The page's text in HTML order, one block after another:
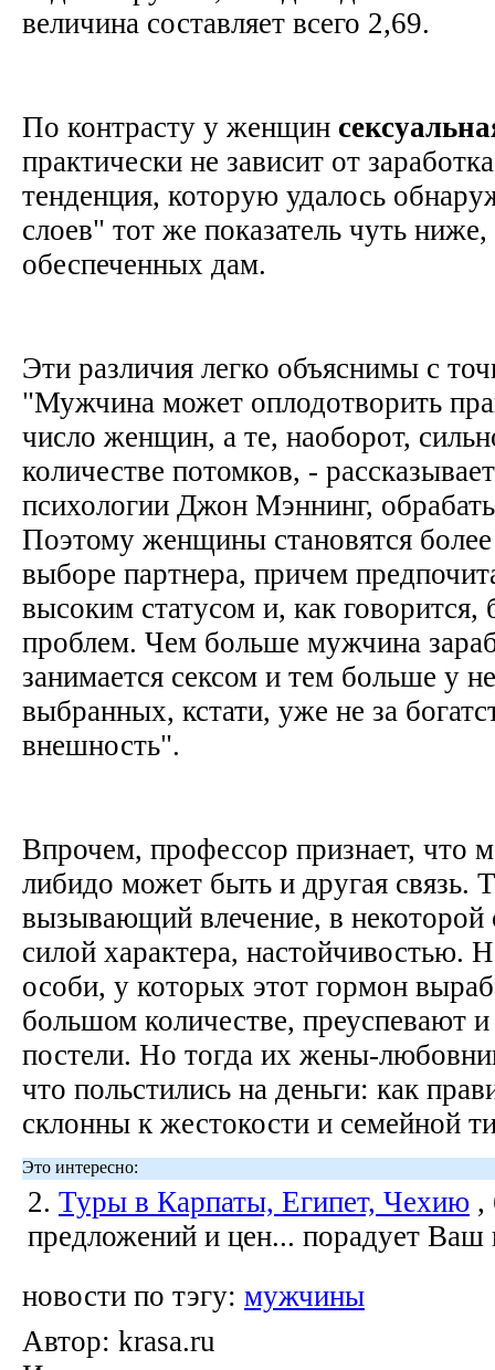
величина составляет всего 2,69.
По контрасту у женщин
практически не зависит от
тенденция, которую удалось
слоев" тот же показатель чуть
обеспеченных дам.
Эти различия легко объяснимы с
"Мужчина может оплодотворить
число женщин, а те, наоборот,
количестве потомков, -
психологии Джон Мэннинг,
Поэтому женщины становятся
выборе партнера, причем
высоким статусом и, как говорится,
проблем. Чем больше мужчина
занимается сексом и тем больше у
выбранных, кстати, уже не за
внешность".
Впрочем, профессор признает, что
либидо может быть и другая связь.
вызывающий влечение, в некоторой
силой характера, настойчивостью.
особи, у которых этот гормон
большом количестве, преуспевают
постели. Но тогда их жены-
что польстились на деньги: как
склонны к жестокости и семейной
Это интересно:
2. Туры в Карпаты, Египет, Чехию ,
предложений и цен... порадует Ваш
новости по тэгу: мужчины
Автор: krasa.ru